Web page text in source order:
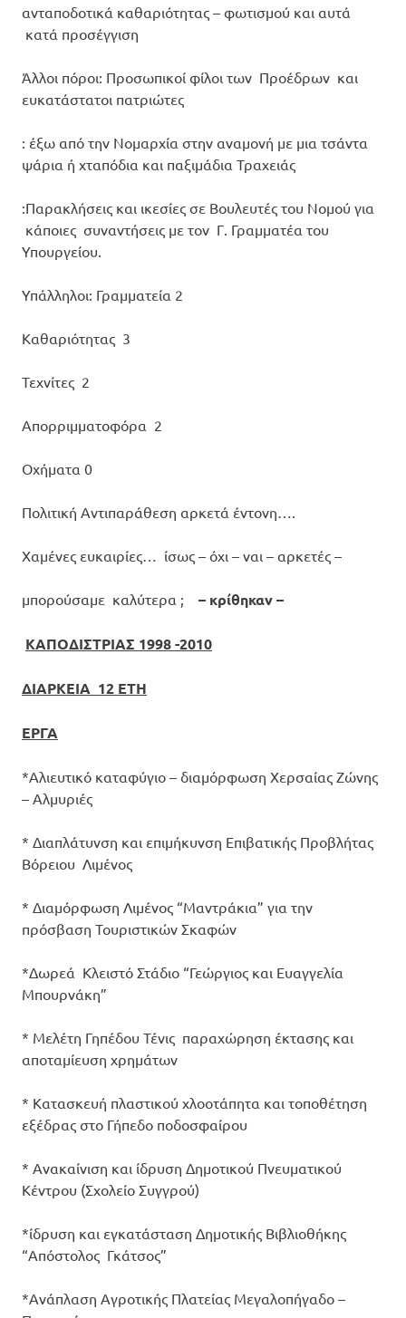
ανταποδοτικά καθαριότητας – φωτισμού και αυτά
κατά προσέγγιση
Άλλοι πόροι: Προσωπικοί φίλοι των Προέδρων και
ευκατάστατοι πατριώτες
: έξω από την Νομαρχία στην αναμονή με μια τσάντα
ψάρια ή χταπόδια και παξιμάδια Τραχειάς
:Παρακλήσεις και ικεσίες σε Βουλευτές του Νομού για
κάποιες συναντήσεις με τον Γ. Γραμματέα του
Υπουργείου.
Υπάλληλοι: Γραμματεία 2
Καθαριότητας 3
Τεχνίτες 2
Απορριμματοφόρα 2
Οχήματα 0
Πολιτική Αντιπαράθεση αρκετά έντονη….
Χαμένες ευκαιρίες… ίσως – όχι – ναι – αρκετές –
μπορούσαμε καλύτερα ; – κρίθηκαν –
ΚΑΠΟΔΙΣΤΡΙΑΣ 1998 -2010
ΔΙΑΡΚΕΙΑ 12 ΕΤΗ
ΕΡΓΑ
*Αλιευτικό καταφύγιο – διαμόρφωση Χερσαίας Ζώνης
– Αλμυριές
* Διαπλάτυνση και επιμήκυνση Επιβατικής Προβλήτας
Βόρειου Λιμένος
* Διαμόρφωση Λιμένος “Μαντράκια” για την
πρόσβαση Τουριστικών Σκαφών
*Δωρεά Κλειστό Στάδιο “Γεώργιος και Ευαγγελία
Μπουρνάκη”
* Μελέτη Γηπέδου Τένις παραχώρηση έκτασης και
αποταμίευση χρημάτων
* Κατασκευή πλαστικού χλοοτάπητα και τοποθέτηση
εξέδρας στο Γήπεδο ποδοσφαίρου
* Ανακαίνιση και ίδρυση Δημοτικού Πνευματικού
Κέντρου (Σχολείο Συγγρού)
*ίδρυση και εγκατάσταση Δημοτικής Βιβλιοθήκης
“Απόστολος Γκάτσος”
*Ανάπλαση Αγροτικής Πλατείας Μεγαλοπήγαδο –